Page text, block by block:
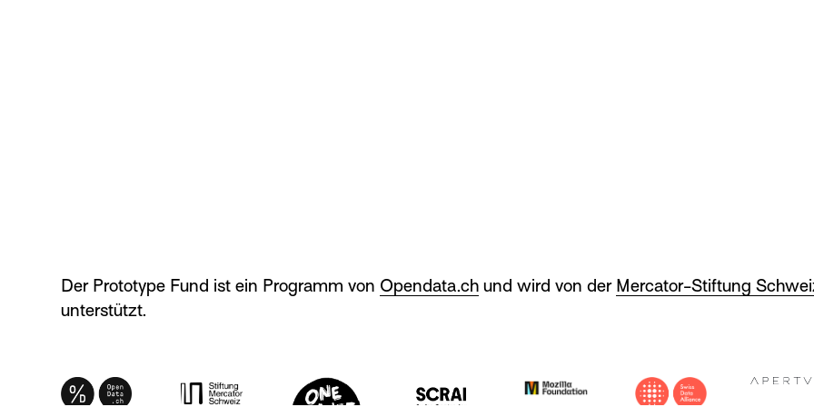
Der Prototype Fund ist ein Programm von Opendata.chund wird von der Mercator-Stiftung
unterstützt.